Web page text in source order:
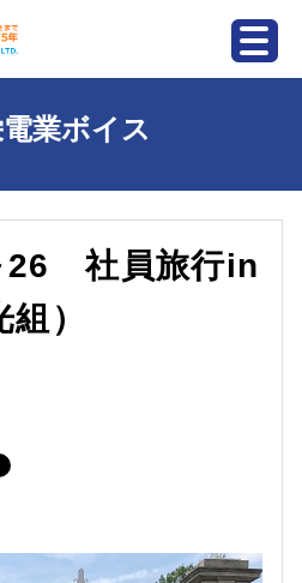
業ボイス
26 社員旅行in
）